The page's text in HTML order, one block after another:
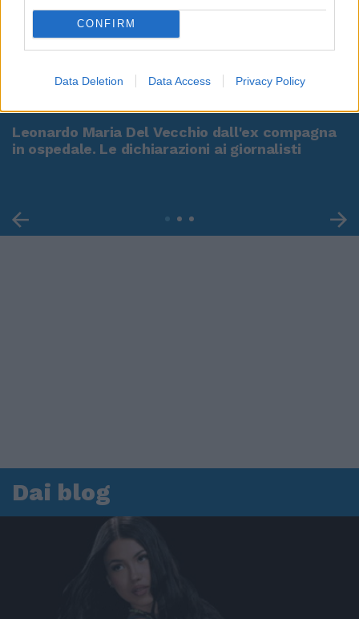
CONFIRM
Data Deletion Data Access Privacy Policy
00:00 01:16
Leonardo Maria Del Vecchio dall'ex compagna
in ospedale. Le dichiarazioni ai giornalisti
Dai blog